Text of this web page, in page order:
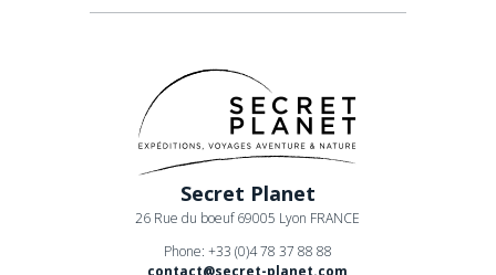
Secret Planet
26 Rue du boeuf 69005 Lyon FRANCE
Phone: +33 (0)4 78 37 88 88